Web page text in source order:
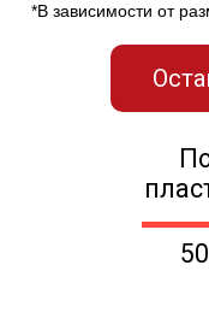
*В зависимости от